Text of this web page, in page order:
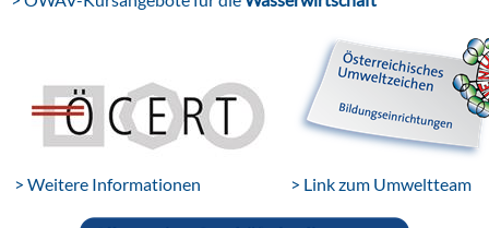
> Weitere Informationen > Link zum Umweltteam